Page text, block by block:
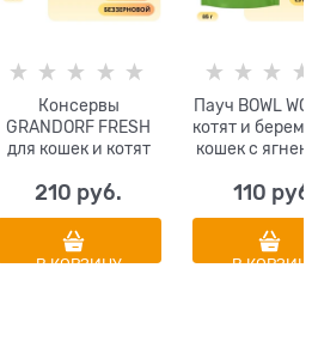
Консервы
GRANDORF FRESH
для кошек и котят
210 руб.
В КОРЗИНУ
Пауч BOWL
котят и
кошек с
110
В